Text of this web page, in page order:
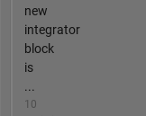
new
integrator
block
is
...
10